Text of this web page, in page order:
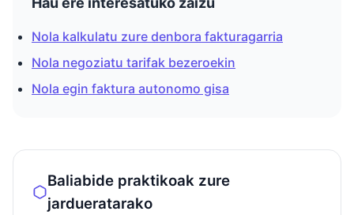
Nola kalkulatu zure denbora fakturagarria
Nola negoziatu tarifak bezeroekin
Nola egin faktura autonomo gisa
Baliabide praktikoak zure
jardueratarako